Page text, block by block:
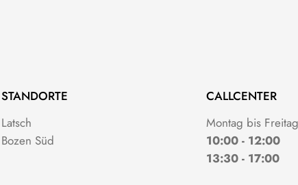
STANDORTE
Latsch
Bozen Süd
CALLCENTER
Montag bis Freitag
10:00 - 12:00
13:30 - 17:00